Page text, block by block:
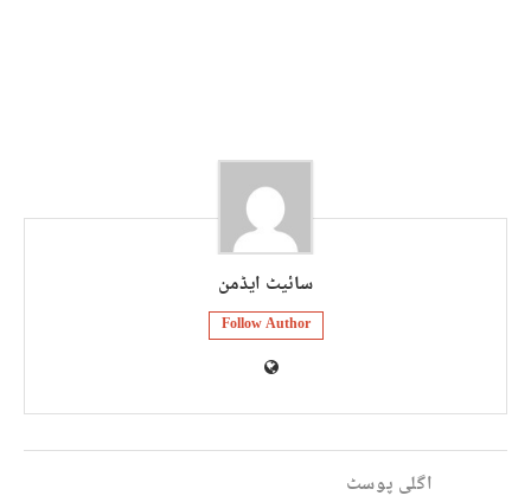
سائیٹ ایڈمن
Follow Author
اگلی پوسٹ